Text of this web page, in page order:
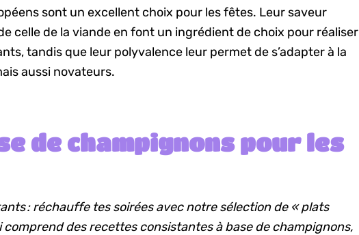
sont un excellent choix pour les fêtes. Leur saveur
celle de la viande en font un ingrédient de choix pour réaliser
tandis que leur polyvalence leur permet de s’adapter à la
aussi novateurs.
de champignons pour les
: réchauffe tes soirées avec notre sélection de « plats
des recettes consistantes à base de champignons,